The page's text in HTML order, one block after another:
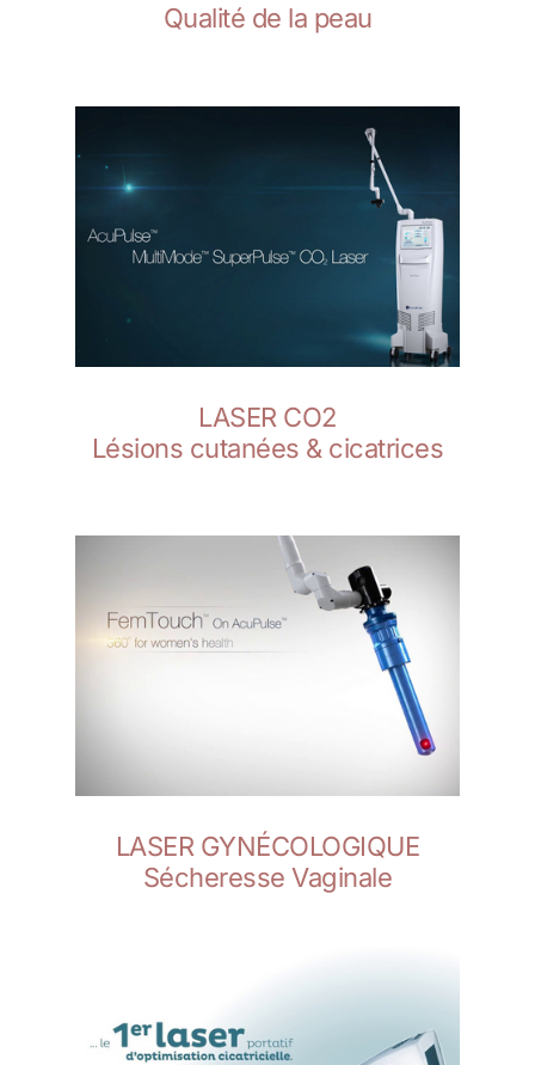
Qualité de la peau
LASER CO2
Lésions cutanées & cicatrices
LASER GYNÉCOLOGIQUE
Sécheresse Vaginale